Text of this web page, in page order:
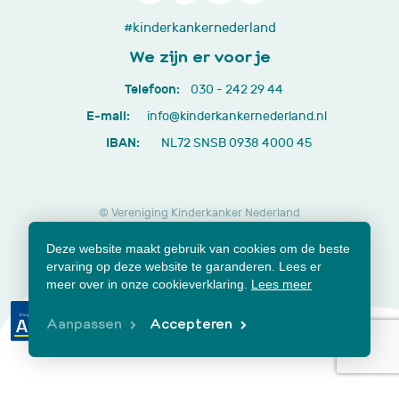
Deze website maakt gebruik van cookies om de beste
ervaring op deze website te garanderen. Lees er
meer over in onze cookieverklaring. Lees meer
Accepteren
Aanpassen
242
29
44
#kinderkankernederland
We zijn er voor je
Telefoon:
030 - 242 29 44
E-mail:
info@kinderkankernederland.nl
IBAN:
NL72 SNSB 0938 4000 45
© Vereniging Kinderkanker Nederland
Lidmaatschap opzeggen
Jaarverslagen en documenten
Klachtenformulier
Samen voor beter.